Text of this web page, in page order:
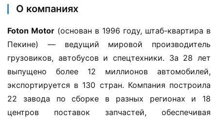
й
к
о
е
р
ч
О компаниях
​Foton Motor​ ​ (основан в 1996 году, штаб-квартира в
Пекине) — ведущий мировой производитель
грузовиков, автобусов и спецтехники. За 28 лет
выпущено более 12 миллионов автомобилей,
экспортируется в 130 стран. Компания построила
22 завода по сборке в разных регионах и 18
центров поставок запчастей, обеспечивая